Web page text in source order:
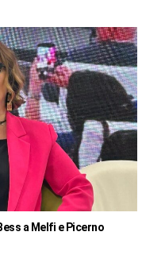
a Melfi e Picerno